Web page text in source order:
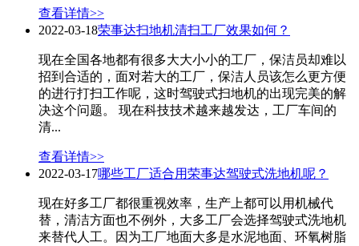
查看详情>>
2022-03-18荣事达扫地机清扫工厂效果如何？
现在全国各地都有很多大大小小的工厂，保洁员却难以
招到合适的，面对若大的工厂，保洁人员该怎么更方便
的进行打扫工作呢，这时驾驶式扫地机的出现完美的解
决这个问题。 现在科技技术越来越发达，工厂车间的
清...
查看详情>>
2022-03-17哪些工厂适合用荣事达驾驶式洗地机呢？
现在好多工厂都很重视效率，生产上都可以用机械代
替，清洁方面也不例外，大多工厂会选择驾驶式洗地机
来替代人工。因为工厂地面大多是水泥地面、环氧树脂